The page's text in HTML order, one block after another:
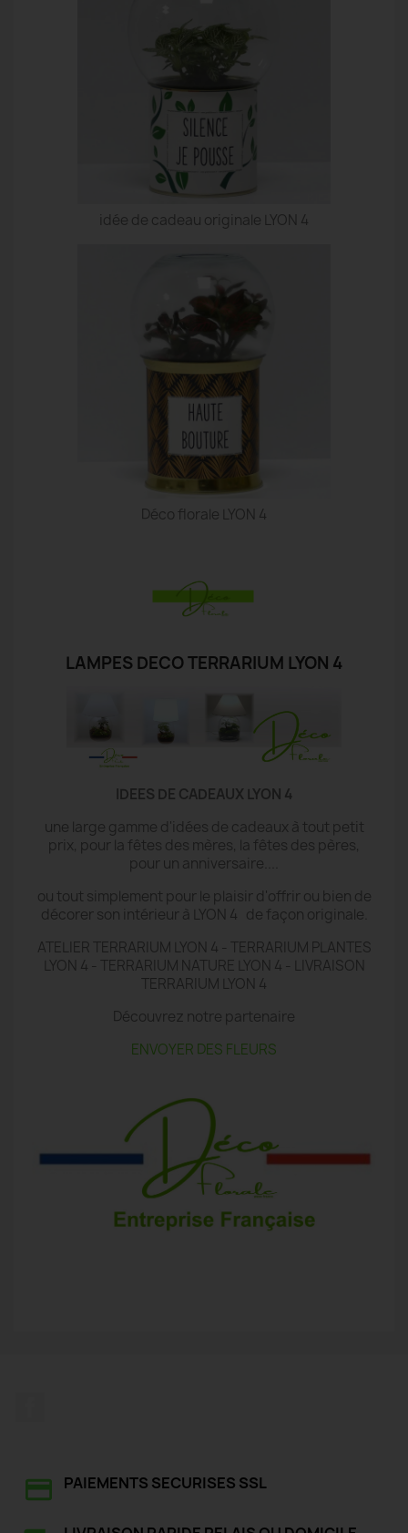
idée de cadeau originale LYON 4
Déco florale LYON 4
LAMPES DECO TERRARIUM LYON 4
IDEES DE CADEAUX LYON 4
une large gamme d'idées de cadeaux à tout petit
prix, pour la fêtes des mères, la fêtes des pères,
pour un anniversaire....
ou tout simplement pour le plaisir d'offrir ou bien de
décorer son intérieur à LYON 4 de façon originale.
ATELIER TERRARIUM LYON 4 - TERRARIUM PLANTES
LYON 4 - TERRARIUM NATURE LYON 4 - LIVRAISON
TERRARIUM LYON 4
Découvrez notre partenaire
ENVOYER DES FLEURS
PAIEMENTS SECURISES SSL